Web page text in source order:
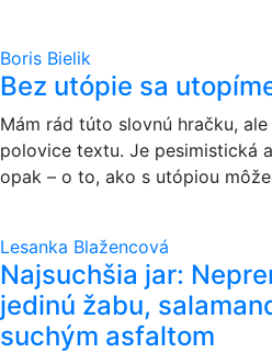
Boris Bielik
Bez utópie sa
Mám rád túto slovnú hračku,
polovice textu. Je pesimistická
opak – o to, ako s utópiou
Lesanka Blažencová
Najsuchšia jar:
jedinú žabu,
suchým asfaltom